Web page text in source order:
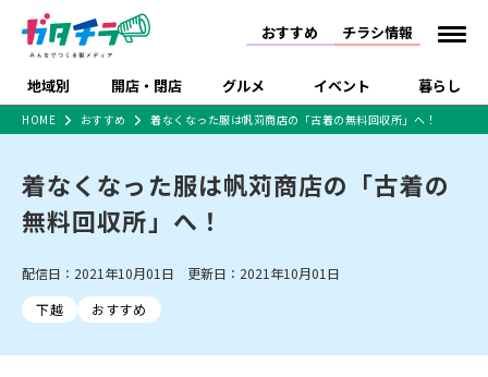
おすすめ チラシ情報
地域別 開店・閉店 グルメ イベント 暮らし
新潟市 下越
開店 閉店
新潟市・開店
新潟市・閉店
ラーメン 現地レポート
体験・販売 祭り・伝統行事
施設・ショップ
住宅メーカー・工務
食品メーカー・県産
品
セツコママ ランキング
開店まとめ
閉店まとめ 人気記事まとめ
定食まとめ
ショッピングモール・
HOME おすすめ 着なくなった服は帆苅商店の「古着の無料回収所」へ！
着なくなった服は帆苅商店の「古着の
無料回収所」へ！
配信日：2021年10月01日 更新日：2021年10月01日
下越
おすすめ